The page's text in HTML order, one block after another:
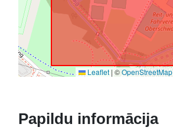
Leaflet | ©OpenStreetMap
Papildu informācija